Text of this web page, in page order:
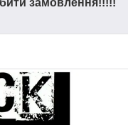
замовлення!!!!!